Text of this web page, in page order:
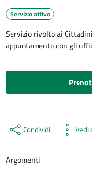
Servizio attivo
Servizio rivolto ai
appuntamento con gli
Condividi Vedi
Argomenti